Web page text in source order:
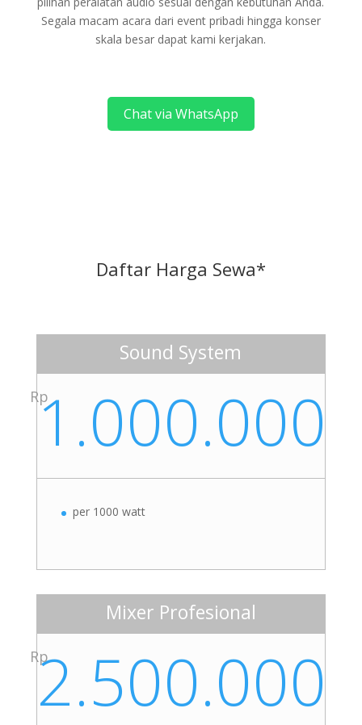
Segala macam acara dari event pribadi hingga konser
skala besar dapat kami kerjakan.
Chat via WhatsApp
Daftar Harga Sewa*
Sound System
Rp
1.000.000
per 1000 watt
Mixer Profesional
Rp
2.500.000